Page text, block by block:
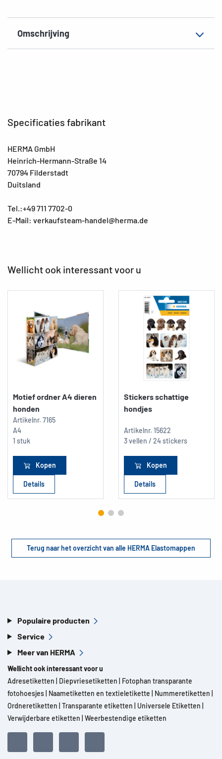
Omschrijving
Specificaties fabrikant
HERMA GmbH
Heinrich-Hermann-Straße 14
70794 Filderstadt
Duitsland
Tel.:+49 711 7702-0
E-Mail: verkaufsteam-handel@herma.de
Wellicht ook interessant voor u
Motief ordner A4 dieren
honden
Artikelnr. 7165
A4
1 stuk
Kopen
Details
Stickers schattige
hondjes
Artikelnr. 15622
3 vellen / 24 stickers
Kopen
Details
Terug naar het overzicht van alle HERMA Elastomappen
Populaire producten
Service
Meer van HERMA
Wellicht ook interessant voor u
Adresetiketten
Diepvriesetiketten
Fotophan transparante
fotohoesjes Naametiketten en textieletikette Nummeretiketten
Ordneretiketten Transparante etiketten Universele Etiketten
Verwijderbare etiketten Weerbestendige etiketten